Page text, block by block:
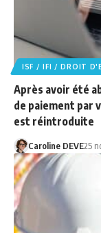
ISF / IFI / DROIT
Après avoir été
de paiement par
est réintroduite
Caroline DEVE25